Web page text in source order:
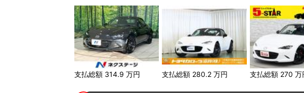
支払総額 314.9 万円 支払総額 280.2 万円 支払総額 270 万